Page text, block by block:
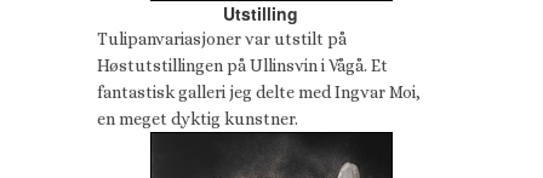
Utstilling
Tulipanvariasjoner var utstilt på
Høstutstillingen på Ullinsvin i Vågå. Et
fantastisk galleri jeg delte med Ingvar Moi,
en meget dyktig kunstner.